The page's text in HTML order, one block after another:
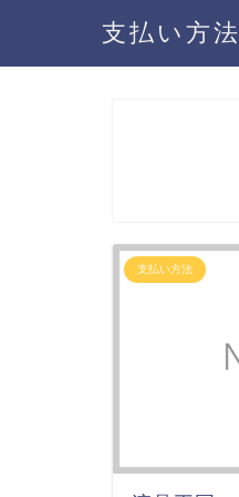
支払い方法
支払い方法